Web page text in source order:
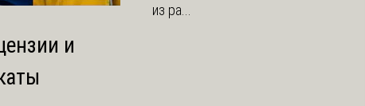
и
из ра...